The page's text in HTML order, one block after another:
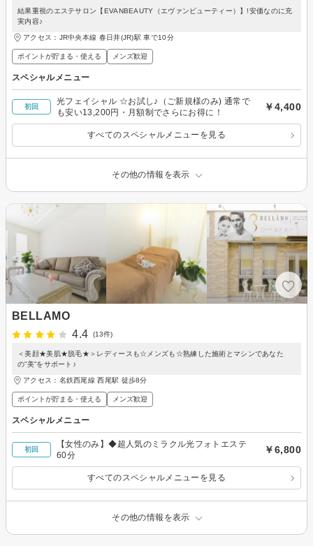
結果重視のエステサロン【EVANBEAUTY（エヴァンビューティー）】!安価なのに充
実内容♪
アクセス：JR中央本線 春日井(JR)駅 車で10分
ポイントが貯まる・使える メンズ歓迎
スペシャルメニュー
初回
光フェイシャル ☆お試し♪（ご新規様のみ) 通常で
も安い13,200円・月額制でさらにお得に！
￥4,400
すべてのスペシャルメニューを見る
その他の情報を表示
BELLAMO
4.4
(13件)
＜美顔★美肌★脱毛★＞レディースも☆メンズも☆熟練した施術とマシンであなた
の”美”をサポート♪
アクセス：名鉄西尾線 西尾駅 徒歩8分
ポイントが貯まる・使える メンズ歓迎
スペシャルメニュー
初回
【女性のみ】◆超人気のミラクル光フォトエステ
60分
￥6,800
すべてのスペシャルメニューを見る
その他の情報を表示